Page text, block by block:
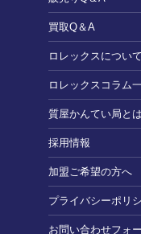
買取Q＆A
ロレックスについて
ロレックスコラム
質屋かんてい局とは
採用情報
加盟ご希望の方へ
プライバシーポリ
お問い合わせフォ